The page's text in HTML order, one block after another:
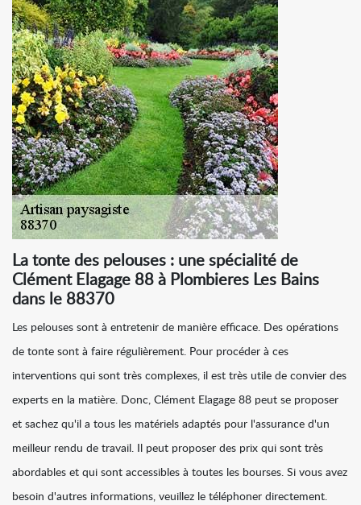
La tonte des pelouses : une spécialité de
Clément Elagage 88 à Plombieres Les Bains
dans le 88370
Les pelouses sont à entretenir de manière efficace. Des opérations
de tonte sont à faire régulièrement. Pour procéder à ces
interventions qui sont très complexes, il est très utile de convier des
experts en la matière. Donc, Clément Elagage 88 peut se proposer
et sachez qu'il a tous les matériels adaptés pour l'assurance d'un
meilleur rendu de travail. Il peut proposer des prix qui sont très
abordables et qui sont accessibles à toutes les bourses. Si vous avez
besoin d'autres informations, veuillez le téléphoner directement.